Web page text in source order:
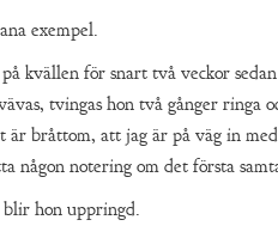
exempel.
kvällen för snart två veckor
tvingas hon två gånger ringa
är bråttom, att jag är på väg in
någon notering om det första
hon uppringd.